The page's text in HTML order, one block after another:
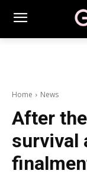
Home News
After
survival